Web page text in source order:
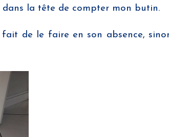
la tête de compter mon butin.
de le faire en son absence,